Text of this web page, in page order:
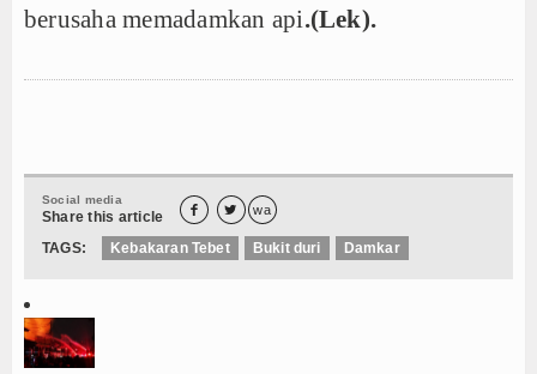
berusaha memadamkan api.(Lek).
Social media
Share this article   wa
TAGS: Kebakaran Tebet Bukit duri Damkar